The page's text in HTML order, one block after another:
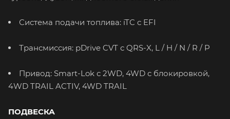
Система подачи топлива: iTC с EFI
Трансмиссия: pDrive CVT с QRS-X, L / H / N / R / P
Привод: Smart-Lok с 2WD, 4WD с блокировкой,
4WD TRAIL ACTIV, 4WD TRAIL
ПОДВЕСКА